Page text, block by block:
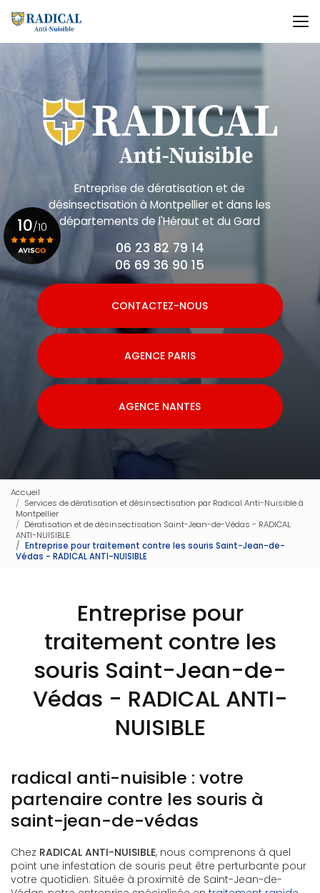
au
contenu
principal
Entreprise de dératisation et de
désinsectisationà Montpellier et dans les
départements de l'Héraut et du Gard
06 23 82 79 14
06 69 36 90 15
CONTACTEZ-NOUS
AGENCE PARIS
AGENCE NANTES
10/10
Voir le certificat
Accueil
Services de dératisation et désinsectisation par Radical Anti-Nuisible à
Montpellier
Dératisation et de désinsectisation Saint-Jean-de-Védas - RADICAL
ANTI-NUISIBLE
Entreprise pour traitement contre les souris Saint-Jean-de-
Védas - RADICAL ANTI-NUISIBLE
Entreprise pour
traitement contre les
souris Saint-Jean-de-
Védas - RADICAL ANTI-
NUISIBLE
radical anti-nuisible : votre
partenaire contre les souris à
saint-jean-de-védas
Chez RADICAL ANTI-NUISIBLE, nous comprenons à quel
point une infestation de souris peut être perturbante pour
votre quotidien. Située à proximité de Saint-Jean-de-